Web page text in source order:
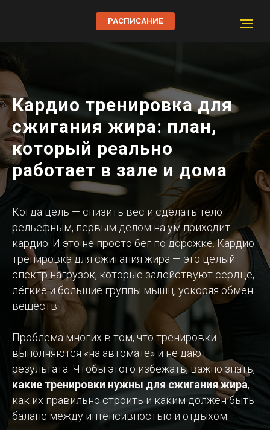
РАСПИСАНИЕ
Кардио тренировка для
сжигания жира: план,
который реально
работает в зале и дома
Когда цель — снизить вес и сделать тело
рельефным, первым делом на ум приходит
кардио. И это не просто бег по дорожке. Кардио
тренировка для сжигания жира — это целый
спектр нагрузок, которые задействуют сердце,
лёгкие и большие группы мышц, ускоряя обмен
веществ.
Проблема многих в том, что тренировки
выполняются «на автомате» и не дают
результата. Чтобы этого избежать, важно знать,
какие тренировки нужны для сжигания жира,
как их правильно строить и каким должен быть
баланс между интенсивностью и отдыхом.